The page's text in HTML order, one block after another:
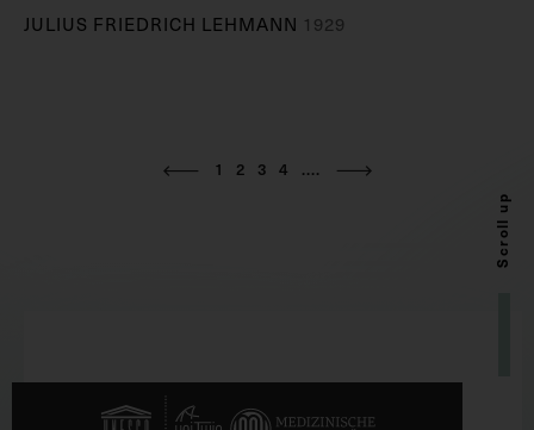
JULIUS FRIEDRICH LEHMANN 1929
1 2 3 4 ....
Scroll up